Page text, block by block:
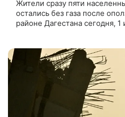
Жители сразу пяти
остались без газа после
районе Дагестана сегодня,